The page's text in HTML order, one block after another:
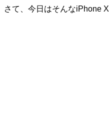
さて、今日はそんなiPhone